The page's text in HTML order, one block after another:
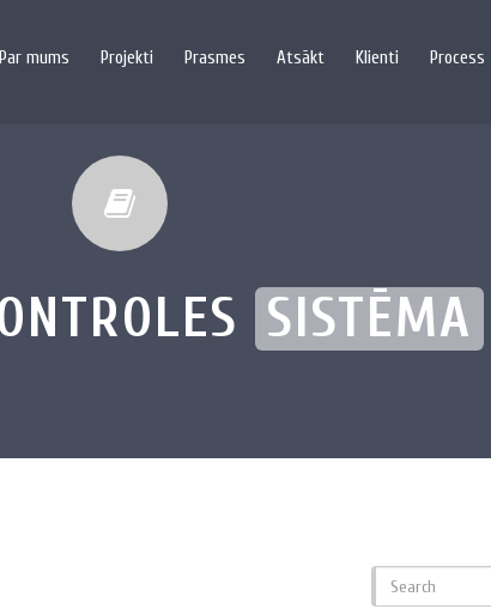
Par mums Projekti Prasmes Atsākt Klienti Process
SISTĒMA